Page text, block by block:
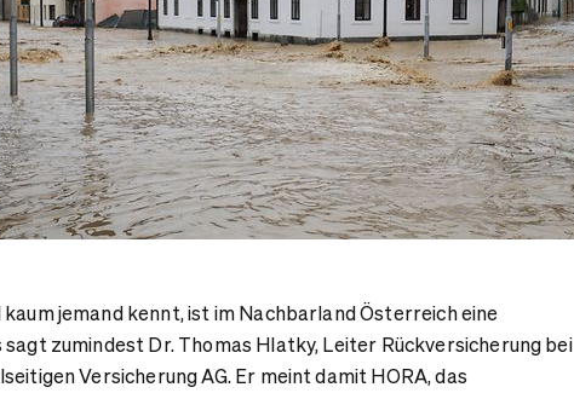
kaum jemand kennt, ist im Nachbarland Österreich eine
sagt zumindest Dr. Thomas Hlatky, Leiter Rückversicherung bei
Versicherung AG. Er meint damit HORA, das